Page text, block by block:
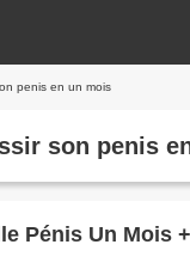
penis en un mois
son penis
Pénis Un Mois